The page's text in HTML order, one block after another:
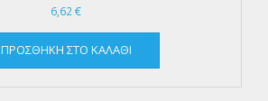
6,62€
ΠΡΟΣΘΉΚΗ ΣΤΟ ΚΑΛΆΘΙ